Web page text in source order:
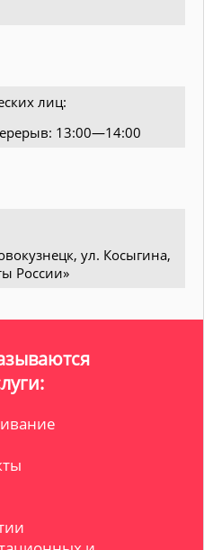
лиц:
13:00—14:00
ул. Косыгина,
России»